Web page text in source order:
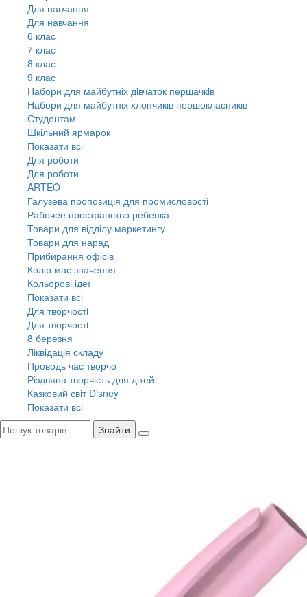
Для навчання
Для навчання
6 клас
7 клас
8 клас
9 клас
Набори для майбутніх дiвчаток першачкiв
Набори для майбутніх хлопчиків першокласників
Студентам
Шкільний ярмарок
Показати всі
Для роботи
Для роботи
ARTEO
Галузева пропозиція для промисловості
Рабочее пространство ребенка
Товари для відділу маркетингу
Товари для нарад
Прибирання офісів
Колір має значення
Кольорові ідеї
Показати всі
Для творчостi
Для творчостi
8 березня
Ліквідація складу
Проводь час творчо
Різдвяна творчість для дітей
Казковий світ Disney
Показати всі
Знайти